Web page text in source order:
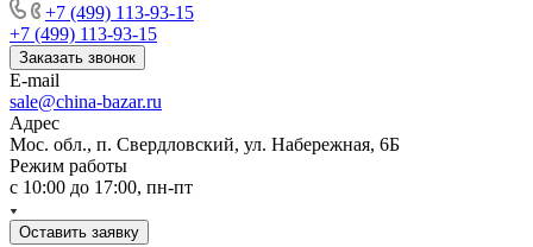
+7 (499) 113-93-15
+7 (499) 113-93-15
Заказать звонок
E-mail
sale@china-bazar.ru
Адрес
Мос. обл., п. Свердловский, ул. Набережная, 6Б
Режим работы
c 10:00 до 17:00, пн-пт
Оставить заявку